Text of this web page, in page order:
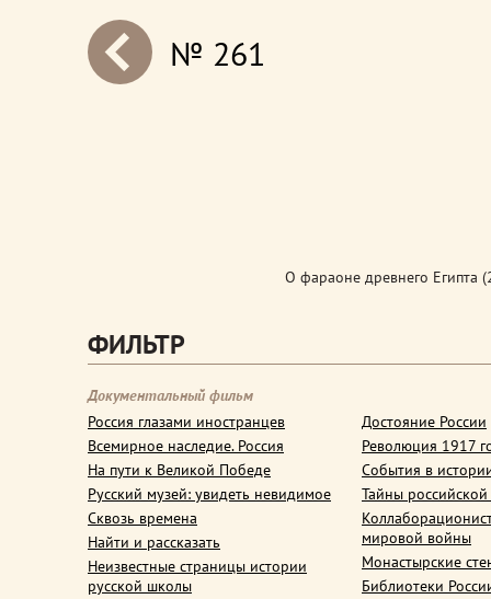
next№ 261
О фараоне древнего Египта
ФИЛЬТР
Документальный фильм
Россия глазами иностранцев
Всемирное наследие. Россия
На пути к Великой Победе
Русский музей: увидеть невидимое
Сквозь времена
Найти и рассказать
Неизвестные страницы истории
русской школы
Достояние России
Революция 1917
События в
Тайны
мировой войны
Монастырские
Библиотеки